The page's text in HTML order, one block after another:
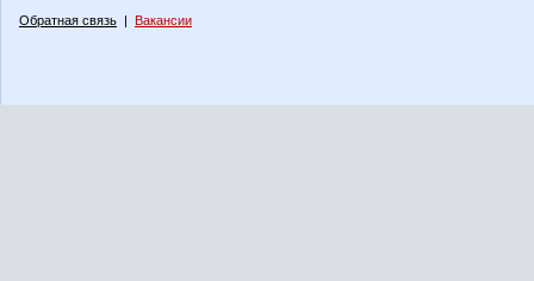
Обратная связь | Вакансии